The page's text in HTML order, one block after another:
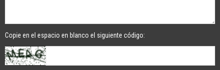
Copie en el espacio en blanco el siguiente código: